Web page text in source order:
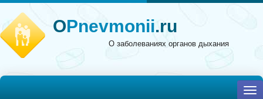
OPnevmonii.ru
О заболеваниях органов дыхания